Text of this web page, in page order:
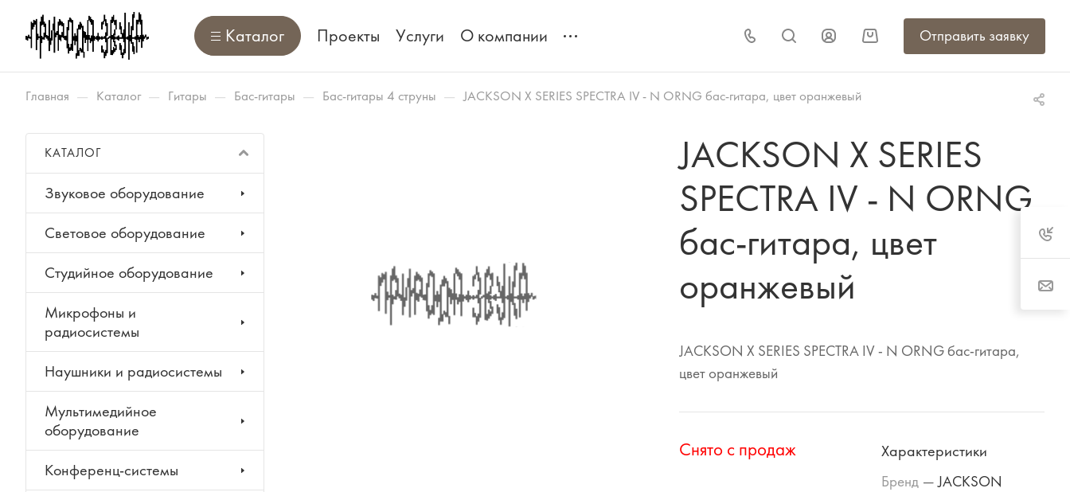
Каталог Проекты Услуги О компании Отправить заявку
Главная — Каталог — Гитары — Бас-гитары — Бас-гитары 4 струны — JACKSON X SERIES SPECTRA IV - N ORNG бас-гитара, цвет оранжевый
JACKSON X SERIES
SPECTRA IV - N ORNG
бас-гитара, цвет
оранжевый
JACKSON X SERIES SPECTRA IV - N ORNG бас-гитара,
цвет оранжевый
Cнято с продаж Характеристики
Бренд — JACKSON
КАТАЛОГ
Звуковое оборудование
Световое оборудование
Студийное оборудование
Микрофоны и
радиосистемы
Наушники и радиосистемы
Мультимедийное
оборудование
Конференц-системы